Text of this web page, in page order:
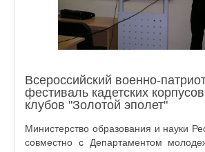
Всероссийский военно-
фестиваль кадетских
клубов "Золотой эполет"
Министерство образования и науки
совместно с Департаментом